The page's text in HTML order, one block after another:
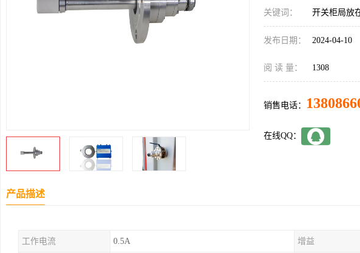
关键词： 开关柜局放
发布日期： 2024-04-10
阅 读 量： 1308
销售电话：
在线QQ：
产品描述
工作电流 0.5A 增益